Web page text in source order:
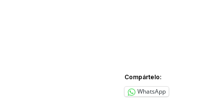
Compártelo:
WhatsApp